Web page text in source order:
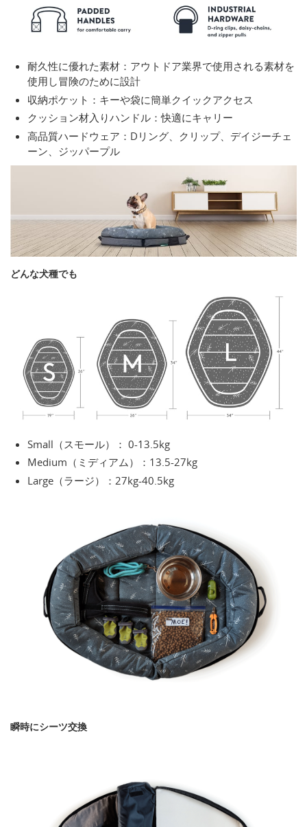
耐久性に優れた素材：アウトドア業界で使用される素材を
使用し冒険のために設計
収納ポケット：キーや袋に簡単クイックアクセス
クッション材入りハンドル：快適にキャリー
高品質ハードウェア：Dリング、クリップ、デイジーチェ
ーン、ジッパープル
どんな犬種でも
Small（スモール）： 0-13.5kg
Medium（ミディアム）：13.5-27kg
Large（ラージ）：27kg-40.5kg
瞬時にシーツ交換